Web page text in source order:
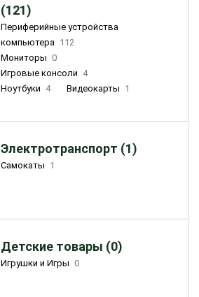
(121)
Периферийные устройства
компьютера 112
Мониторы 0
Игровые консоли 4
Ноутбуки 4 Видеокарты 1
Электротранспорт (1)
Самокаты 1
Детские товары (0)
Игрушки и Игры 0